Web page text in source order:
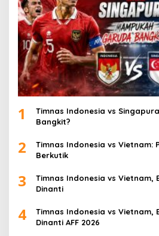
1
Timnas Indonesia vs
Bangkit?
2
Timnas Indonesia vs Vietnam:
Berkutik
3
Timnas Indonesia vs Vietnam,
Dinanti
4
Timnas Indonesia vs Vietnam,
Dinanti AFF 2026